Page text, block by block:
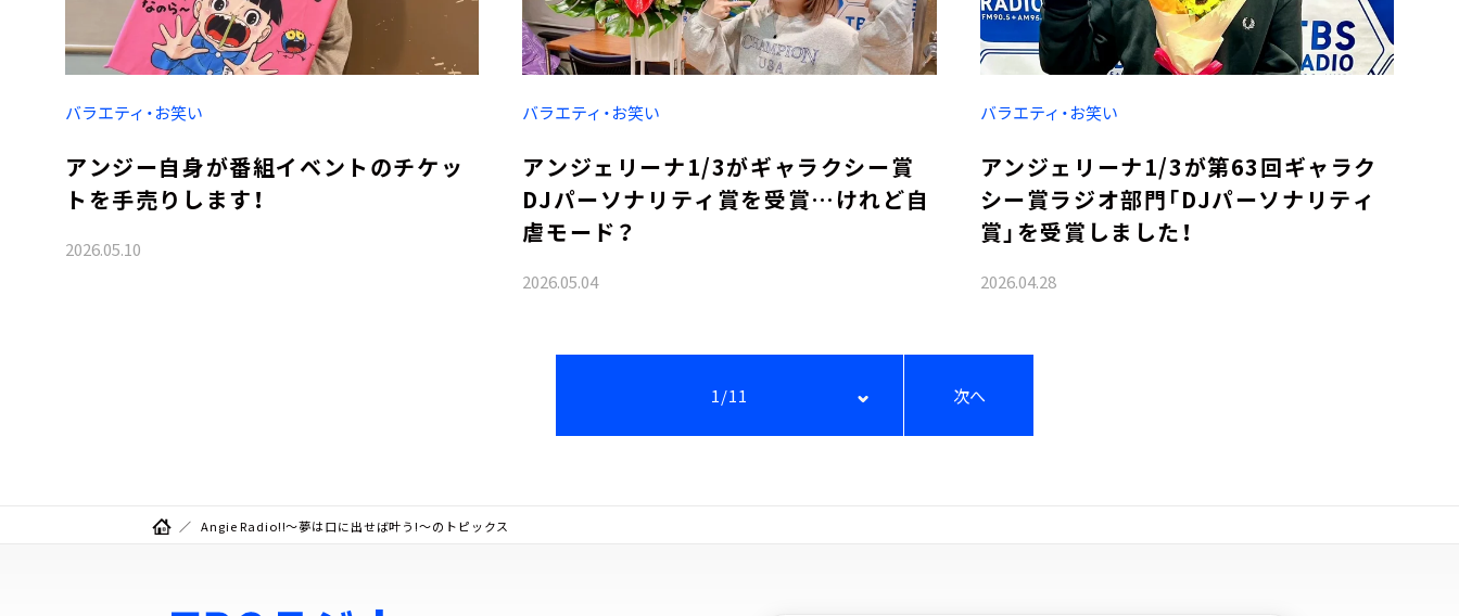
バラエティ・お笑い
アンジー自身が番組イベントのチケッ
トを手売りします！
2026.05.10
バラエティ・お笑い
アンジェリーナ1/3がギャラクシー賞
DJパーソナリティ賞を受賞…けれど自
虐モード？
2026.05.04
バラエティ・お笑い
アンジェリーナ1/3が第63回ギャラク
シー賞ラジオ部門「DJパーソナリティ
賞」を受賞しました！
2026.04.28
1/11 次へ
Angie Radio!!～夢は口に出せば叶う!～のトピックス